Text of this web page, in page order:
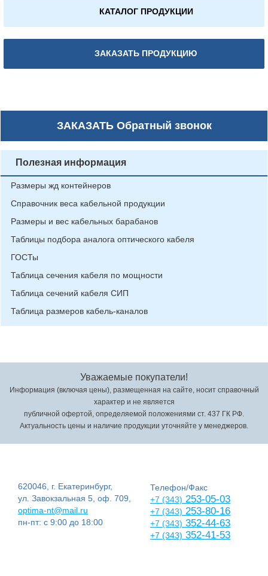
КАТАЛОГ ПРОДУКЦИИ
ЗАКАЗАТЬ ПРОДУКЦИЮ
ЗАКАЗАТЬОбратный звонок
Полезная информация
Размеры жд контейнеров
Справочник веса кабельной продукции
Размеры и вес кабельных барабанов
Таблицы подбора аналога оптического кабеля
ГОСТы
Таблица сечения кабеля по мощности
Таблица сечений кабеля СИП
Таблица размеров кабель-каналов
Уважаемые покупатели!
Информация (включая цены), размещенная на сайте, носит справочный
характер и не является
публичной офертой, определяемой положениями ст. 437 ГК РФ.
Актуальность цены и наличие продукции уточняйте у менеджеров.
620046, г. Екатеринбург,
ул. Завокзальная 5, оф. 709,
optima-nt@mail.ru
пн-пт: с 9:00 до 18:00
Телефон/Факс
+7 (343) 253-05-03
+7 (343) 253-80-16
+7 (343) 352-44-63
+7 (343) 352-41-53